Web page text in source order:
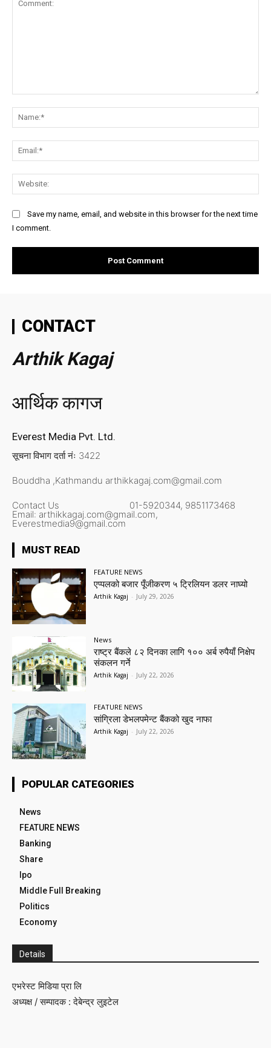
Save my name, email, and website in this browser for the next time
I comment.
CONTACT
Arthik Kagaj
आर्थिक कागज
Everest Media Pvt. Ltd.
सूचना विभाग दर्ता नंः 3422
Bouddha ,Kathmandu arthikkagaj.com@gmail.com
Contact Us 01-5920344, 9851173468
Email: arthikkagaj.com@gmail.com,
Everestmedia9@gmail.com
MUST READ
FEATURE NEWS
एप्पलको बजार पूँजीकरण ५ ट्रिलियन डलर नाघ्यो
Arthik Kagaj - July 29, 2026
News
राष्ट्र बैंकले ८२ दिनका लागि १०० अर्ब रुपैयाँ निक्षेप
संकलन गर्ने
Arthik Kagaj - July 22, 2026
FEATURE NEWS
सांग्रिला डेभलपमेन्ट बैंकको खुद नाफा
Arthik Kagaj - July 22, 2026
POPULAR CATEGORIES
News
FEATURE NEWS
Banking
Share
Ipo
Middle Full Breaking
Politics
Economy
Details
एभरेस्ट मिडिया प्रा लि
अध्यक्ष / सम्पादक : देबेन्द्र लुइटेल